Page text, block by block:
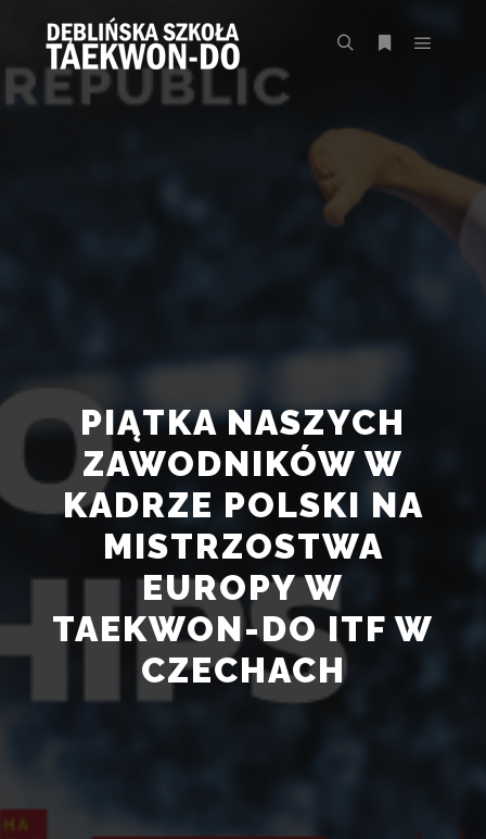
PIĄTKA NASZYCH
ZAWODNIKÓW W
KADRZE POLSKI NA
MISTRZOSTWA
EUROPY W
TAEKWON-DO ITF W
CZECHACH